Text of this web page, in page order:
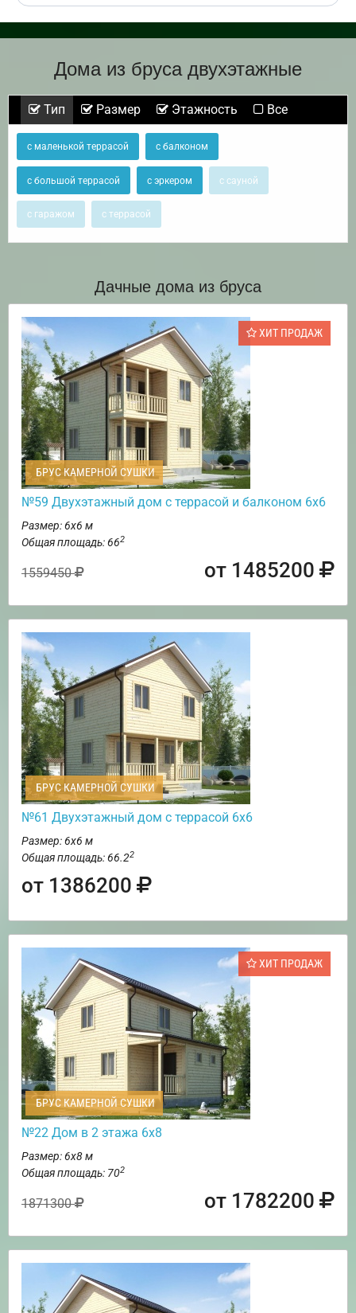
Дома из бруса двухэтажные
Тип Размер Этажность Все
с маленькой террасой с балконом
с большой террасой с эркером с сауной
с гаражом с террасой
Дачные дома из бруса
ХИТ ПРОДАЖ
БРУС КАМЕРНОЙ СУШКИ
№59 Двухэтажный дом с террасой и балконом 6х6
Размер: 6х6 м
Общая площадь: 662
1559450 от 1485200
БРУС КАМЕРНОЙ СУШКИ
№61 Двухэтажный дом с террасой 6х6
Размер: 6х6 м
Общая площадь: 66.22
от 1386200
ХИТ ПРОДАЖ
БРУС КАМЕРНОЙ СУШКИ
№22 Дом в 2 этажа 6х8
Размер: 6х8 м
Общая площадь: 702
1871300 от 1782200